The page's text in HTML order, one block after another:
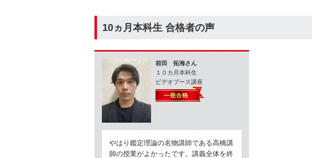
10ヵ月本科生 合格者の声
前田 拓海さん
１０カ月本科生
ビデオブース講座
やはり鑑定理論の名物講師である高橋講
師の授業がよかったです。講義全体を終